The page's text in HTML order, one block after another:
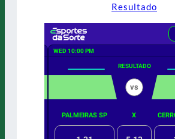
Resultado